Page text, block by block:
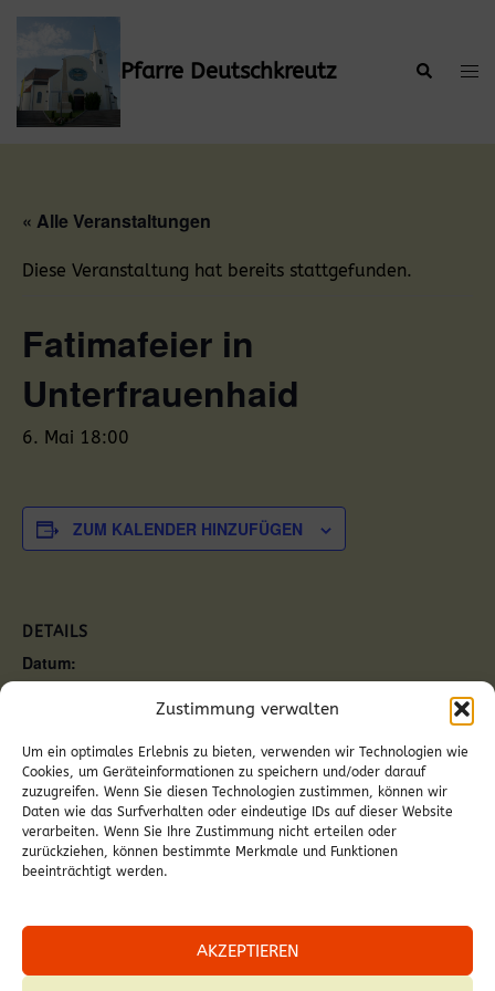
Zustimmung verwalten
Um ein optimales Erlebnis zu bieten, verwenden wir Technologien wie
Cookies, um Geräteinformationen zu speichern und/oder darauf
zuzugreifen. Wenn Sie diesen Technologien zustimmen, können wir
Daten wie das Surfverhalten oder eindeutige IDs auf dieser Website
verarbeiten. Wenn Sie Ihre Zustimmung nicht erteilen oder
zurückziehen, können bestimmte Merkmale und Funktionen
beeinträchtigt werden.
AKZEPTIEREN
springen
Pfarre Deutschkreutz Suche
« Alle Veranstaltungen
Diese Veranstaltung hat bereits stattgefunden.
Fatimafeier in
Unterfrauenhaid
6. Mai 18:00
ZUM KALENDER HINZUFÜGEN
DETAILS
Datum:
6. Mai
18:00
Veranstaltungskategorie:
Andacht
Hl. Messe in Deutschkreutz Hl. Messe im Haus Lisa